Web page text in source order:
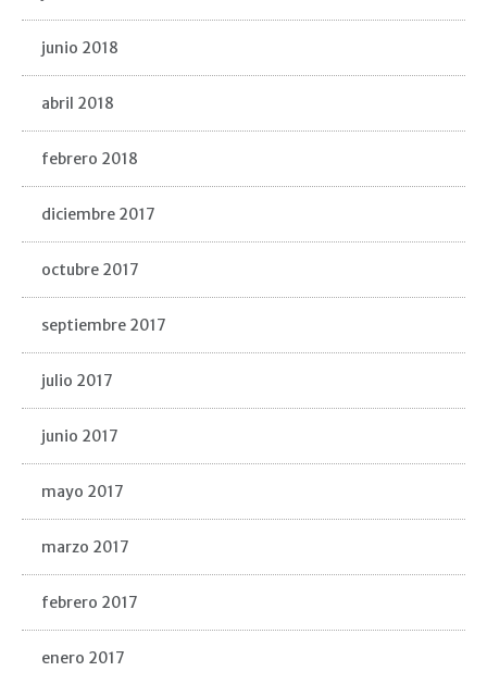
junio 2018
abril 2018
febrero 2018
diciembre 2017
octubre 2017
septiembre 2017
julio 2017
junio 2017
mayo 2017
marzo 2017
febrero 2017
enero 2017